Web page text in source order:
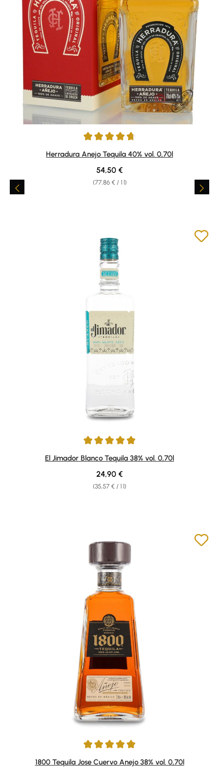
Average rating of 4.67 out of 5 stars
Herradura Anejo Tequila 40% vol. 0,70l
(77,86 € / 1 l)
Regular price:
54,50 €
Average rating of 5 out of 5 stars
El Jimador Blanco Tequila 38% vol. 0,70l
(35,57 € / 1 l)
Regular price:
24,90 €
Average rating of 4.89 out of 5 stars
1800 Tequila Jose Cuervo Anejo 38% vol. 0,70l